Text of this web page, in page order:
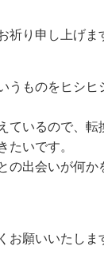
祈り申し上げま
うものをヒシヒ
ているので、転
たいです。
の出会いが何か
お願いいたしま